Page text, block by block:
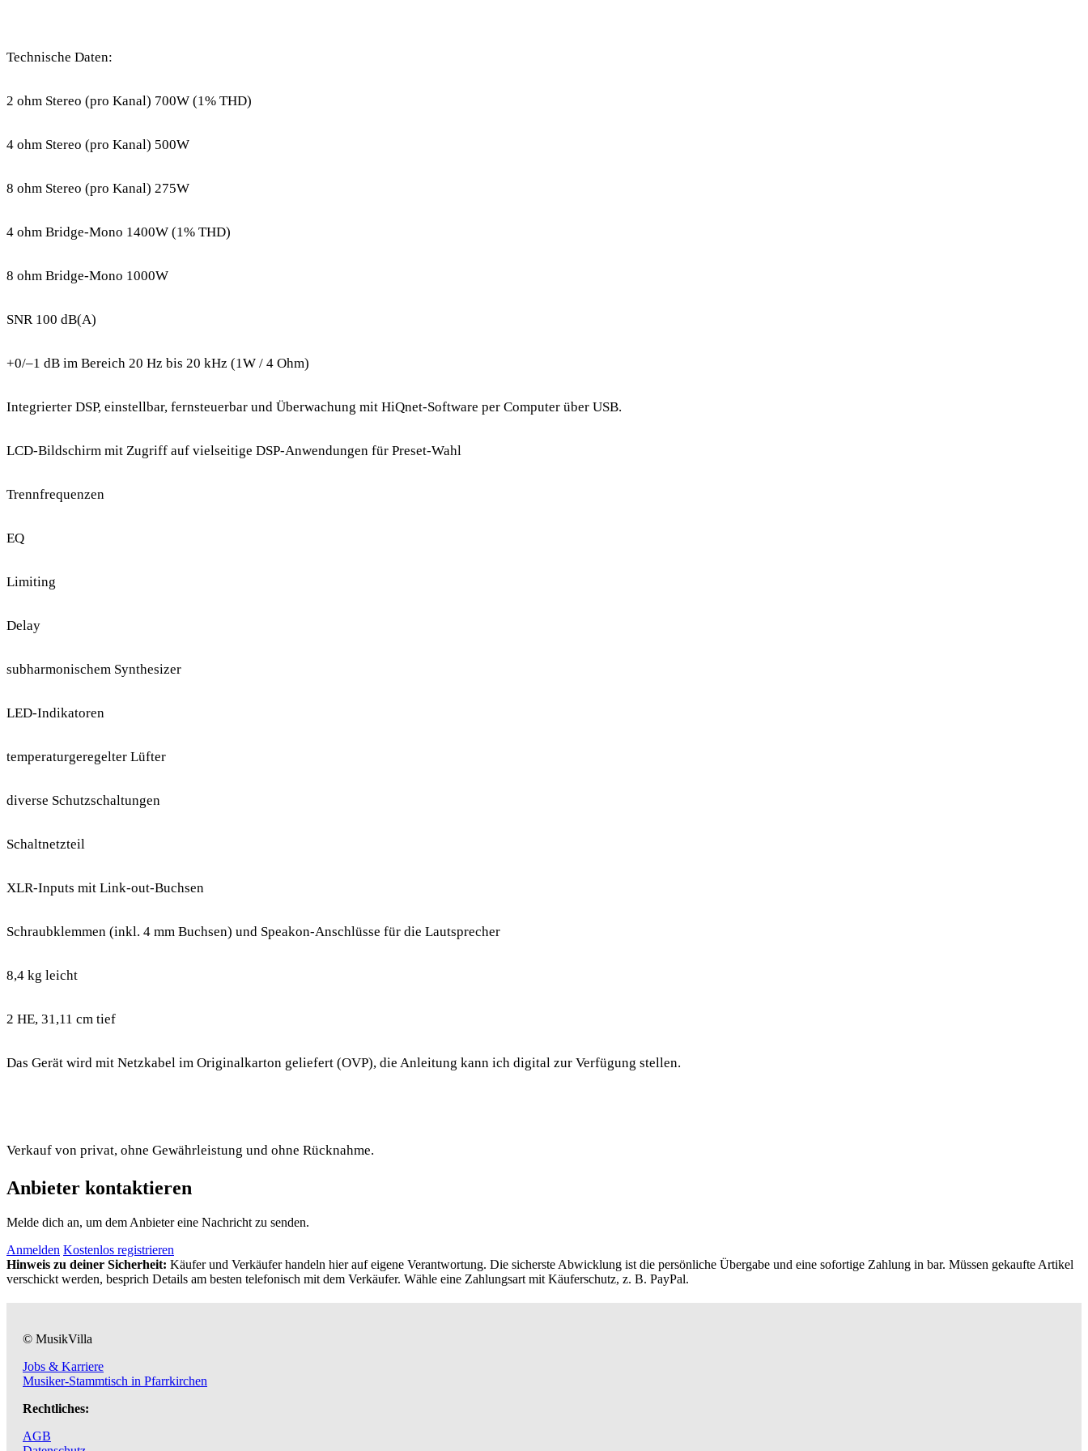
Technische Daten:
2 ohm Stereo (pro Kanal) 700W (1% THD)
4 ohm Stereo (pro Kanal) 500W
8 ohm Stereo (pro Kanal) 275W
4 ohm Bridge-Mono 1400W (1% THD)
8 ohm Bridge-Mono 1000W
SNR 100 dB(A)
+0/–1 dB im Bereich 20 Hz bis 20 kHz (1W / 4 Ohm)
Integrierter DSP, einstellbar, fernsteuerbar und Überwachung mit HiQnet-Software per Computer über USB.
LCD-Bildschirm mit Zugriff auf vielseitige DSP-Anwendungen für Preset-Wahl
Trennfrequenzen
EQ
Limiting
Delay
subharmonischem Synthesizer
LED-Indikatoren
temperaturgeregelter Lüfter
diverse Schutzschaltungen
Schaltnetzteil
XLR-Inputs mit Link-out-Buchsen
Schraubklemmen (inkl. 4 mm Buchsen) und Speakon-Anschlüsse für die Lautsprecher
8,4 kg leicht
2 HE, 31,11 cm tief
Das Gerät wird mit Netzkabel im Originalkarton geliefert (OVP), die Anleitung kann ich digital zur Verfügung stellen.
Verkauf von privat, ohne Gewährleistung und ohne Rücknahme.
Anbieter kontaktieren
Melde dich an, um dem Anbieter eine Nachricht zu senden.
Anmelden Kostenlos registrieren
Hinweis zu deiner Sicherheit: Käufer und Verkäufer handeln hier auf eigene Verantwortung. Die sicherste Abwicklung ist die persönliche Übergabe und eine sofortige Zahlung in bar. Müssen gekaufte Artikel
verschickt werden, besprich Details am besten telefonisch mit dem Verkäufer. Wähle eine Zahlungsart mit Käuferschutz, z. B. PayPal.
© MusikVilla
Jobs & Karriere
Musiker-Stammtisch in Pfarrkirchen
Rechtliches:
AGB